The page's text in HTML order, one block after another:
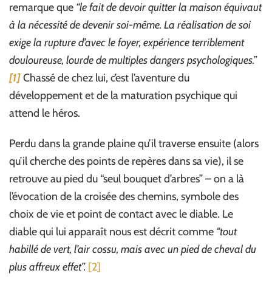
remarque que “le fait de devoir quitter la maison équivaut
à la nécessité de devenir soi-même. La réalisation de soi
exige la rupture d’avec le foyer, expérience terriblement
douloureuse, lourde de multiples dangers psychologiques.”
[1]Chassé de chez lui, c’est l’aventure du
développement et de la maturation psychique qui
attend le héros.
Perdu dans la grande plaine qu’il traverse ensuite (alors
qu’il cherche des points de repères dans sa vie), il se
retrouve au pied du “seul bouquet d’arbres” – on a là
l’évocation de la croisée des chemins, symbole des
choix de vie et point de contact avec le diable. Le
diable qui lui apparaît nous est décrit comme “tout
habillé de vert, l’air cossu, mais avec un pied de cheval du
plus affreux effet”. [2]